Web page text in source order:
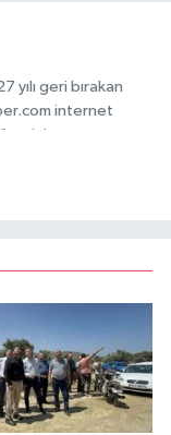
yılı geri bırakan
internet